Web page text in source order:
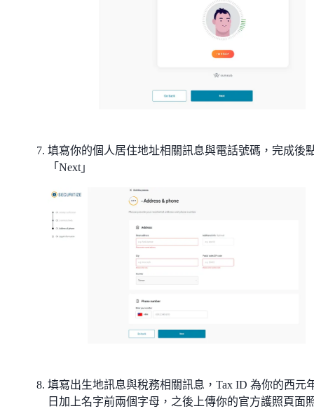
填寫你的個人居住地址相關訊息與電話號碼，完成後
「Next」
填寫出生地訊息與稅務相關訊息，Tax ID 為你的西元
日加上名字前兩個字母，之後上傳你的官方護照頁面